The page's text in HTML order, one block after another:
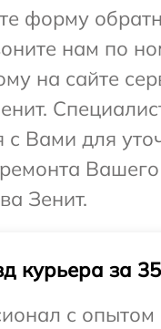
форму
нам по
на сайте
с Вами для
Вашего
Зенит.
курьера за
с опытом